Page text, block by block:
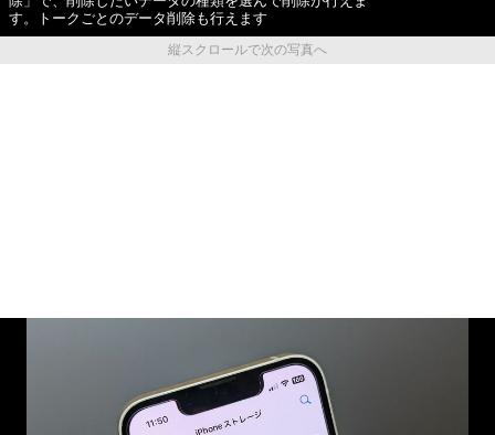
す。トークごとのデータ削除も行えます
縦スクロールで次の写真へ